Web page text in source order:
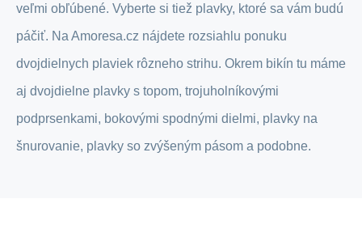
veľmi obľúbené. Vyberte si tiež plavky, ktoré sa vám budú
páčiť. Na Amoresa.cz nájdete rozsiahlu ponuku
dvojdielnych plaviek rôzneho strihu. Okrem bikín tu máme
aj dvojdielne plavky s topom, trojuholníkovými
podprsenkami, bokovými spodnými dielmi, plavky na
šnurovanie, plavky so zvýšeným pásom a podobne.